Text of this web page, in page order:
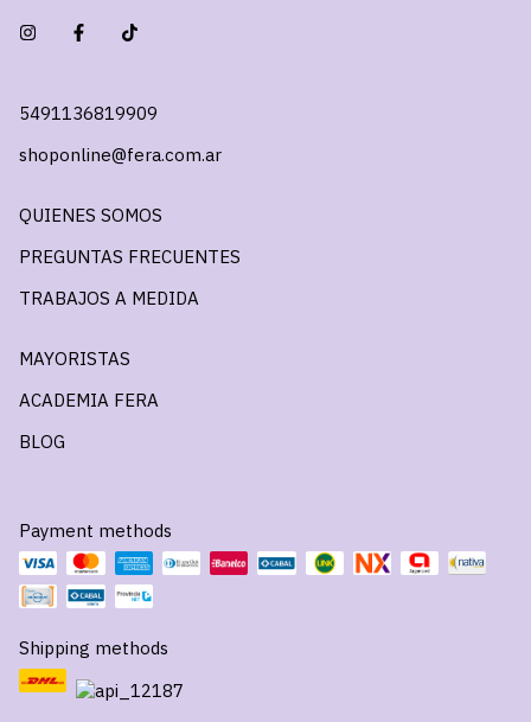
5491136819909
shoponline@fera.com.ar
QUIENES SOMOS
PREGUNTAS FRECUENTES
TRABAJOS A MEDIDA
MAYORISTAS
ACADEMIA FERA
BLOG
Payment methods
Shipping methods